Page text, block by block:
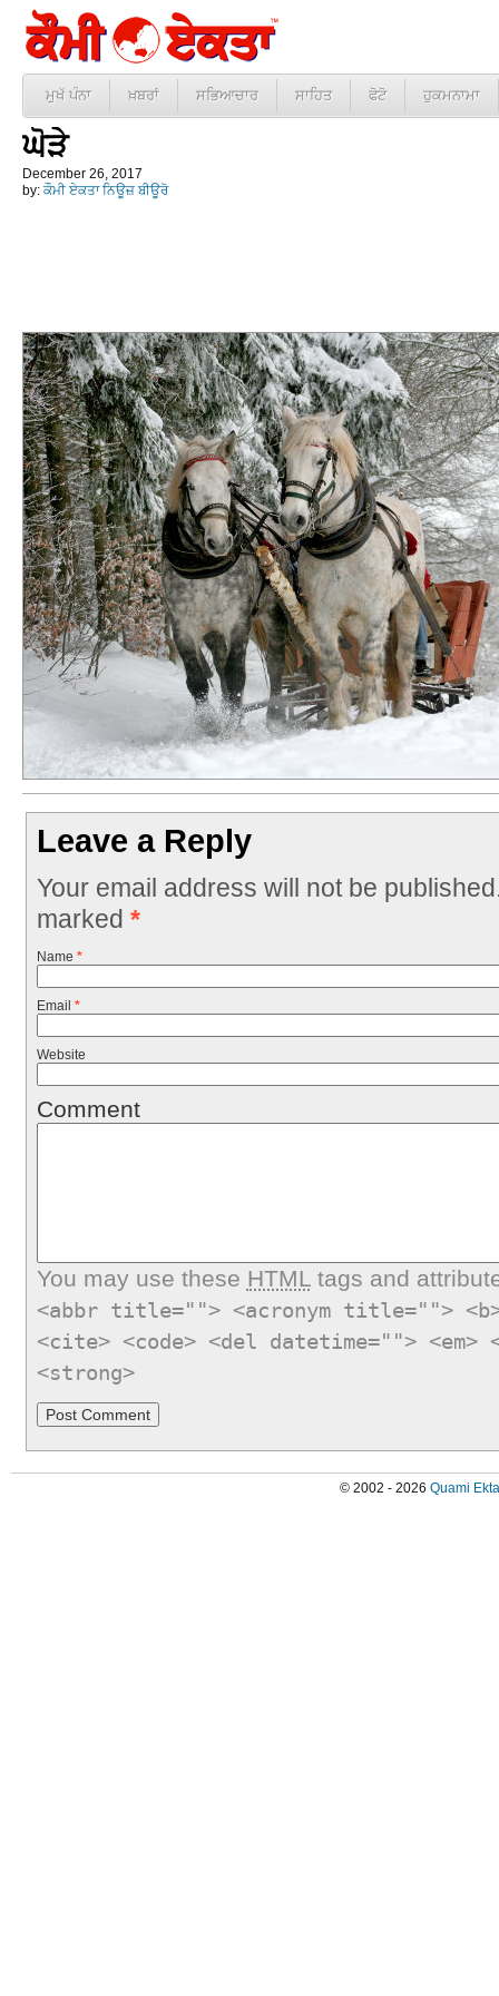
ਮੁਖੱ ਪੰਨਾ ਖ਼ਬਰਾਂ ਸਭਿਆਚਾਰ ਸਾਹਿਤ ਫੋਟੋ ਹੁਕਮਨਾਮਾ
ਘੋੜੇ
December 26, 2017
by: ਕੌਮੀ ਏਕਤਾ ਨਿਊਜ਼ ਬੀਊਰੋ
Leave a Reply
Your email address will not be
marked *
Name *
Email *
Website
Comment
You may use these HTMLtags and
<abbr title=""> <acronym title="">
<cite> <code> <del datetime="">
<strong>
© 2002 - 2026 Quami